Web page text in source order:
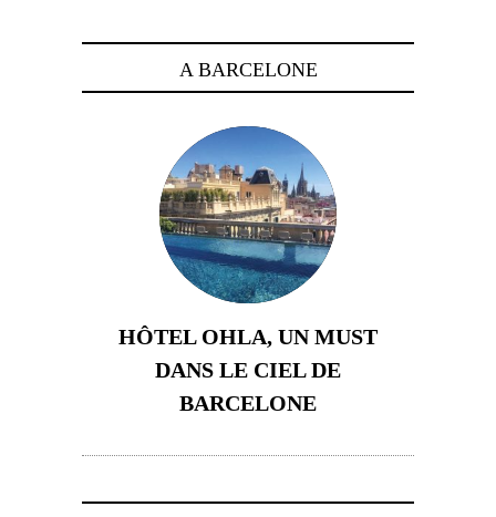
A BARCELONE
HÔTEL OHLA, UN MUST
DANS LE CIEL DE
BARCELONE